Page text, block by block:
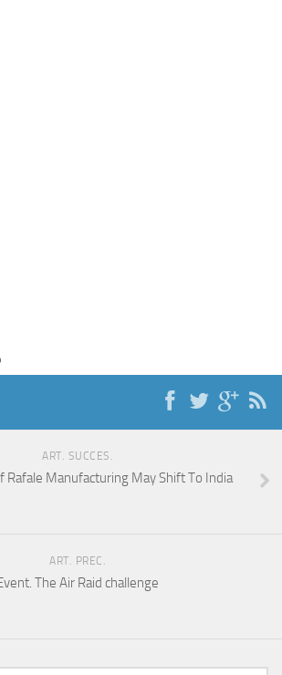
ART. SUCCES.
Rafale Manufacturing May Shift To India
ART. PREC.
The Air Raid challenge